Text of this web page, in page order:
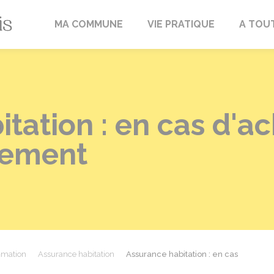
Fréville-du-Gâtinais
MA COMMUNE VIE PRATIQUE A
: en cas
Assurance habitation
Assurance habitation : en cas